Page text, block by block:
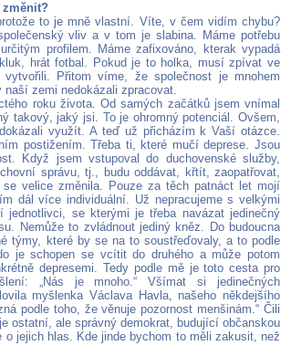
to je mně vlastní. Víte, v čem vidím chybu?
vliv a v tom je slabina. Máme potřebu
profilem. Máme zafixováno, kterak vypadá
hrát fotbal. Pokud je to holka, musí zpívat ve
Přitom víme, že společnost je mnohem
zemi nedokázali zpracovat.
roku života. Od samých začátků jsem vnímal
takový, jaký jsi. To je ohromný potenciál. Ovšem,
využít. A teď už přicházím k Vaší otázce.
postižením. Třeba ti, které mučí deprese. Jsou
Když jsem vstupoval do duchovenské služby,
správu, tj., budu oddávat, křtít, zaopatřovat,
velice změnila. Pouze za těch patnáct let mojí
dál více individuální. Už nepracujeme s velkými
se kterými je třeba navázat jedinečný
Nemůže to zvládnout jediný kněz. Do budoucna
týmy, které by se na to soustřeďovaly, a to podle
je schopen se vcítit do druhého a může potom
depresemi. Tedy podle mě je toto cesta pro
„Nás je mnoho.“ Všímat si jedinečných
myšlenka Václava Havla, našeho někdejšího
podle toho, že věnuje pozornost menšinám.“ Čili
ostatní, ale správný demokrat, budující občanskou
jejich hlas. Kde jinde bychom to měli zakusit, než